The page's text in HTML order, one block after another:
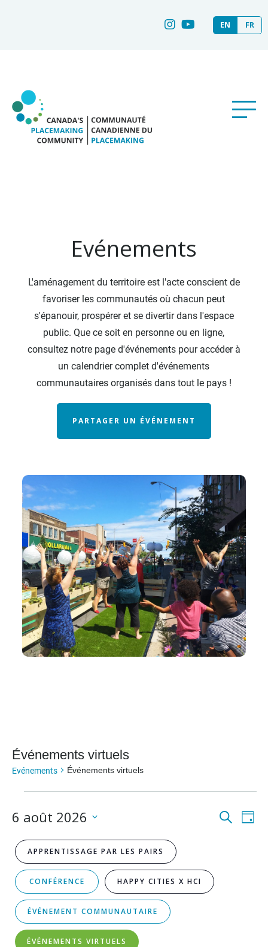
EN FR
Evénements
L'aménagement du territoire est l'acte conscient de
favoriser les communautés où chacun peut
s'épanouir, prospérer et se divertir dans l'espace
public. Que ce soit en personne ou en ligne,
consultez notre page d'événements pour accéder à
un calendrier complet d'événements
communautaires organisés dans tout le pays !
PARTAGER UN ÉVÉNEMENT
Événements virtuels
Evénements Événements virtuels
du
6
août
2026
Recherche
Jour
6 août 2026
date. APPRENTISSAGE PAR LES PAIRS
CONFÉRENCE HAPPY CITIES X HCI
ÉVÉNEMENT COMMUNAUTAIRE
ÉVÉNEMENTS VIRTUELS